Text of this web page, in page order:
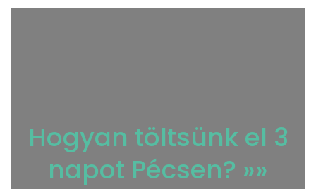
Hogyan töltsünk el 3
napot Pécsen? »»